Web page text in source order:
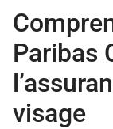
Paribas
visage